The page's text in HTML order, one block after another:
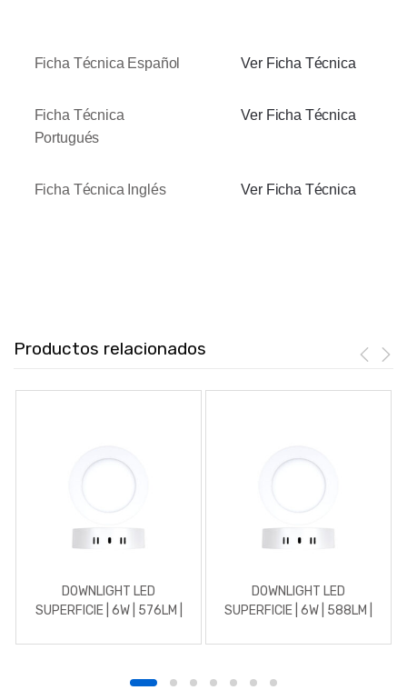
Ficha Técnica Español Ver Ficha Técnica
Ficha Técnica
Portugués
Ver Ficha Técnica
Ficha Técnica Inglés Ver Ficha Técnica
Productos relacionados
DOWNLIGHT LED
SUPERFICIE | 6W | 576LM |
BLANCO
DOWNLIGHT LED
SUPERFICIE | 6W | 588LM |
BLANCO